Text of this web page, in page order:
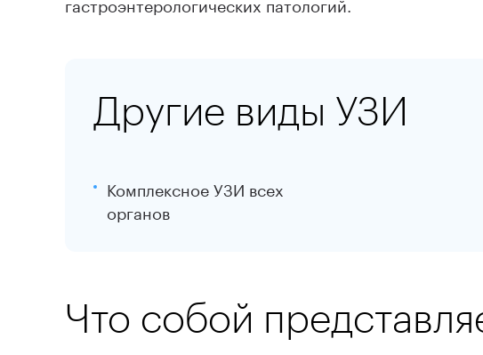
Другие виды УЗИ
Комплексное УЗИ всех
органов
Что собой